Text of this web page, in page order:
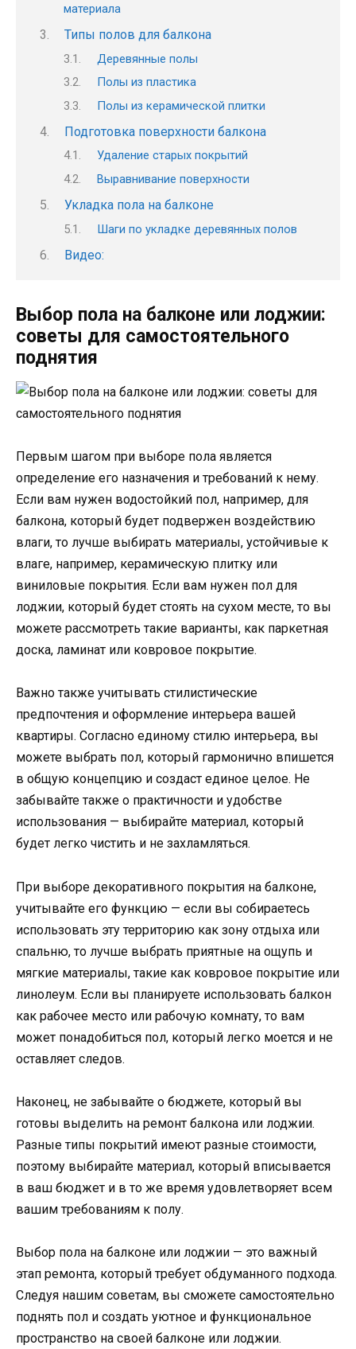
материала
Типы полов для балкона
Деревянные полы
Полы из пластика
Полы из керамической плитки
Подготовка поверхности балкона
Удаление старых покрытий
Выравнивание поверхности
Укладка пола на балконе
Шаги по укладке деревянных полов
Видео:
Выбор пола на балконе или лоджии:
советы для самостоятельного
поднятия
Первым шагом при выборе пола является
определение его назначения и требований к нему.
Если вам нужен водостойкий пол, например, для
балкона, который будет подвержен воздействию
влаги, то лучше выбирать материалы, устойчивые к
влаге, например, керамическую плитку или
виниловые покрытия. Если вам нужен пол для
лоджии, который будет стоять на сухом месте, то вы
можете рассмотреть такие варианты, как паркетная
доска, ламинат или ковровое покрытие.
Важно также учитывать стилистические
предпочтения и оформление интерьера вашей
квартиры. Согласно единому стилю интерьера, вы
можете выбрать пол, который гармонично впишется
в общую концепцию и создаст единое целое. Не
забывайте также о практичности и удобстве
использования — выбирайте материал, который
будет легко чистить и не захламляться.
При выборе декоративного покрытия на балконе,
учитывайте его функцию — если вы собираетесь
использовать эту территорию как зону отдыха или
спальню, то лучше выбрать приятные на ощупь и
мягкие материалы, такие как ковровое покрытие или
линолеум. Если вы планируете использовать балкон
как рабочее место или рабочую комнату, то вам
может понадобиться пол, который легко моется и не
оставляет следов.
Наконец, не забывайте о бюджете, который вы
готовы выделить на ремонт балкона или лоджии.
Разные типы покрытий имеют разные стоимости,
поэтому выбирайте материал, который вписывается
в ваш бюджет и в то же время удовлетворяет всем
вашим требованиям к полу.
Выбор пола на балконе или лоджии — это важный
этап ремонта, который требует обдуманного подхода.
Следуя нашим советам, вы сможете самостоятельно
поднять пол и создать уютное и функциональное
пространство на своей балконе или лоджии.